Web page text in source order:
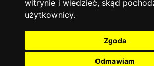
witrynie i wiedzieć, skąd
użytkownicy.
Zgoda
Odmawiam
Język polski 3426
Fizyka
Język francuski Łódź
Sobota
Niedziela